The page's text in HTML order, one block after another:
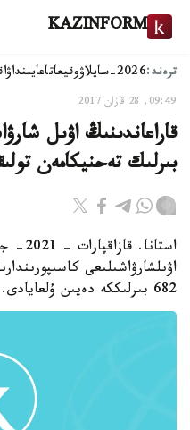
KAZINFORM
ترەند:2026-سايلاۋ وقيعاتاعايىنداۋ
09:49, 28 قازان 2017
بىرلىك تەحنيكامەن
اۋىلشارۋاشىلىعى
682 بىرلىككە دەيىن ۇلعايادى.